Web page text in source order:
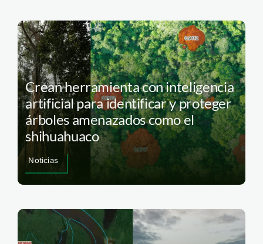
Crean herramienta con inteligencia
artificial para identificar y proteger
árboles amenazados como el
shihuahuaco
Noticias